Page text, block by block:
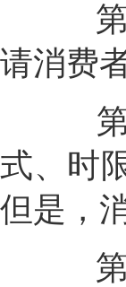
第
请消费
第
式、时
但是，
第